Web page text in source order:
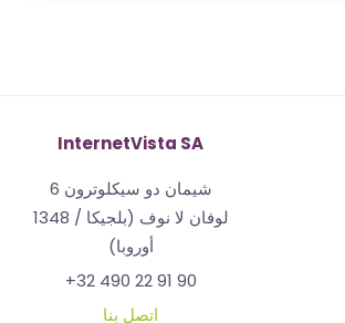
InternetVista SA
شيمان دو سيكلوترون 6
1348 لوفان لا نوف (بلجيكا /
أوروبا)
+32 490 22 91 90
اتصل بنا